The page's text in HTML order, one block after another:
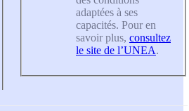
adaptées à ses
capacités. Pour en
savoir plus, consultez
le site de l’UNEA.